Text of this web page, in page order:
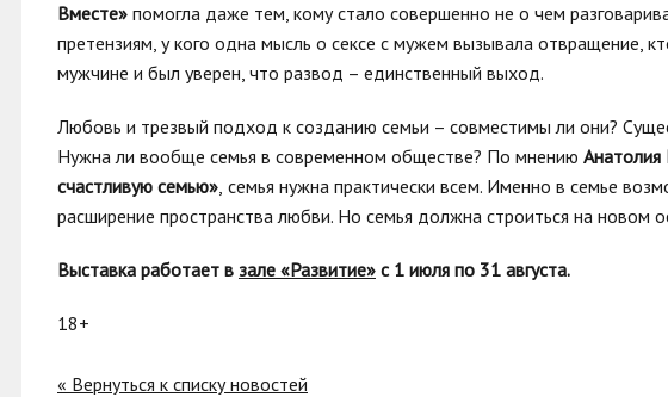
Вместе» помогла даже тем, кому стало совершенно не о чем
претензиям, у кого одна мысль о сексе с мужем вызывала отвращение,
мужчине и был уверен, что развод – единственный выход.
Любовь и трезвый подход к созданию семьи – совместимы ли они?
Нужна ли вообще семья в современном обществе? По мнению Анатолия
счастливую семью», семья нужна практически всем. Именно в семье
расширение пространства любви. Но семья должна строиться на новом
Выставка работает в зале «Развитие» с 1 июля по 31 августа.
18+
« Вернуться к списку новостей